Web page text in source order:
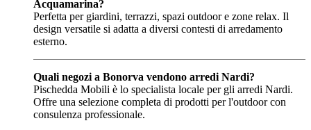
Acquamarina?
Perfetta per giardini, terrazzi, spazi outdoor e zone relax. Il
design versatile si adatta a diversi contesti di arredamento
esterno.
Quali negozi a Bonorva vendono arredi Nardi?
Pischedda Mobili è lo specialista locale per gli arredi Nardi.
Offre una selezione completa di prodotti per l'outdoor con
consulenza professionale.